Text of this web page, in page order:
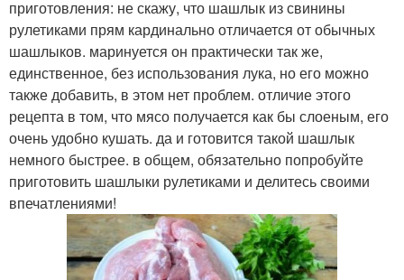
приготовления: не скажу, что шашлык из свинины
рулетиками прям кардинально отличается от обычных
шашлыков. маринуется он практически так же,
единственное, без использования лука, но его можно
также добавить, в этом нет проблем. отличие этого
рецепта в том, что мясо получается как бы слоеным, его
очень удобно кушать. да и готовится такой шашлык
немного быстрее. в общем, обязательно попробуйте
приготовить шашлыки рулетиками и делитесь своими
впечатлениями!